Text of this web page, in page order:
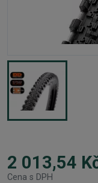
2 013,54
Cena s DPH